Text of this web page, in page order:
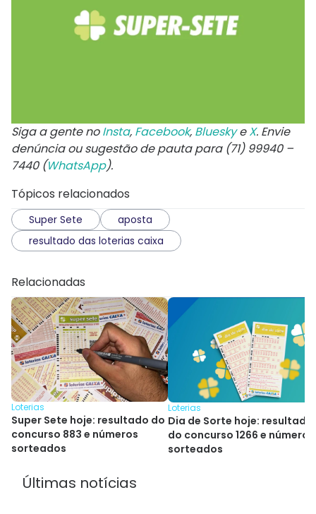
Siga a gente noInsta, Facebook, BlueskyeX. Envie
denúncia ou sugestão de pauta para (71) 99940 –
7440 (WhatsApp).
Tópicos relacionados
Super Sete
aposta
resultado das loterias caixa
Relacionadas
Loterias
Super Sete hoje: resultado do
concurso 883 e números
sorteados
Loterias
Dia de Sorte hoje: resultado
do concurso 1266 e números
sorteados
Últimas notícias